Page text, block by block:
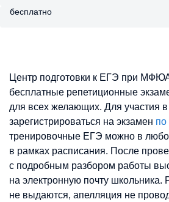
бесплатно
Центр подготовки к ЕГЭ при
бесплатные репетиционные
для всех желающих. Для участия
зарегистрироваться на экзамен по
тренировочные ЕГЭ можно в
в рамках расписания. После
с подробным разбором работы
на электронную почту школьника.
не выдаются, апелляция не